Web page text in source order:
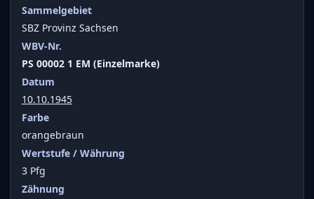
Sammelgebiet
SBZ Provinz Sachsen
WBV-Nr.
PS 00002 1 EM (Einzelmarke)
Datum
10.10.1945
Farbe
orangebraun
Wertstufe / Währung
3 Pfg
Zähnung